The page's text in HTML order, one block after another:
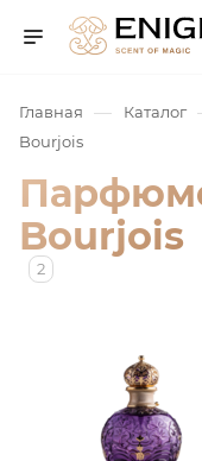
Главная — Каталог
Bourjois
Bourjois
2